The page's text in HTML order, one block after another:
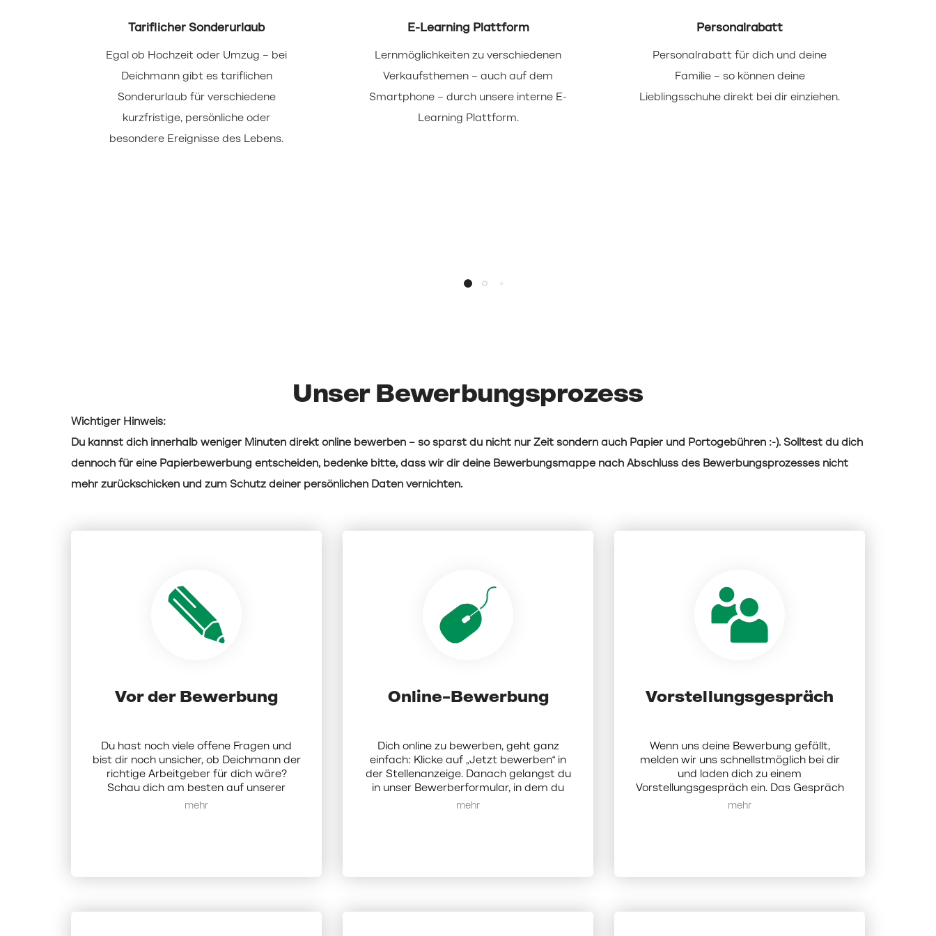
Tariflicher Sonderurlaub
Egal ob Hochzeit oder Umzug – bei
Deichmann gibt es tariflichen
Sonderurlaub für verschiedene
kurzfristige, persönliche oder
besondere Ereignisse des Lebens.
E-Learning Plattform
Lernmöglichkeiten zu verschiedenen
Verkaufsthemen – auch auf dem
Smartphone – durch unsere interne E-
Learning Plattform.
Personalrabatt
Personalrabatt für dich und deine
Familie – so können deine
Lieblingsschuhe direkt bei dir einziehen.
Unser Bewerbungsprozess
Wichtiger Hinweis:
Du kannst dich innerhalb weniger Minuten direkt online bewerben – so sparst du nicht nur Zeit sondern auch Papier und Portogebühren :-). Solltest du dich
dennoch für eine Papierbewerbung entscheiden, bedenke bitte, dass wir dir deine Bewerbungsmappe nach Abschluss des Bewerbungsprozesses nicht
mehr zurückschicken und zum Schutz deiner persönlichen Daten vernichten.
Vor der Bewerbung
Du hast noch viele offene Fragen und
bist dir noch unsicher, ob Deichmann der
richtige Arbeitgeber für dich wäre?
Schau dich am besten auf unserer
Karriereseite um.Hier
Mehr anzeigen
Online-Bewerbung
Dich online zu bewerben, geht ganz
einfach: Klicke auf „Jetzt bewerben“ in
der Stellenanzeige. Danach gelangst du
in unser Bewerberformular, in dem du
Dokumente (Lebenslauf, Anschreiben
Standorte geleichzeitig zu bewerben.
Mehr anzeigen
Vorstellungsgespräch
Wenn uns deine Bewerbung gefällt,
melden wir uns schnellstmöglich bei dir
und laden dich zu einem
Vorstellungsgespräch ein. Das Gespräch
findet persönlich oder digital statt und
Mehr anzeigen